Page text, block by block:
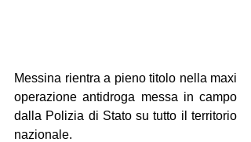
Messina rientra a pieno titolo nella maxi
operazione antidroga messa in campo
dalla Polizia di Stato su tutto il territorio
nazionale.